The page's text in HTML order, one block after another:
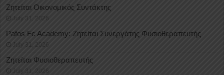
Ζητείται Οικονομικός Συντάκτης
July 31, 2026
Pafos Fc Academy: Ζητείται Συνεργάτης Φυσιοθεραπευτής
July 31, 2026
Ζητείται Φυσιοθεραπευτής
July 31, 2026